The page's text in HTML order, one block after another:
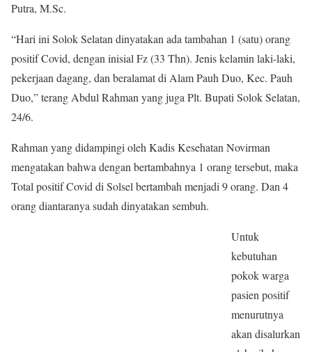
Putra, M.Sc.
“Hari ini Solok Selatan dinyatakan ada tambahan 1 (satu) orang
positif Covid, dengan inisial Fz (33 Thn). Jenis kelamin laki-laki,
pekerjaan dagang, dan beralamat di Alam Pauh Duo, Kec. Pauh
Duo,” terang Abdul Rahman yang juga Plt. Bupati Solok Selatan,
24/6.
Rahman yang didampingi oleh Kadis Kesehatan Novirman
mengatakan bahwa dengan bertambahnya 1 orang tersebut, maka
Total positif Covid di Solsel bertambah menjadi 9 orang. Dan 4
orang diantaranya sudah dinyatakan sembuh.
Untuk
kebutuhan
pokok warga
pasien positif
menurutnya
akan disalurkan